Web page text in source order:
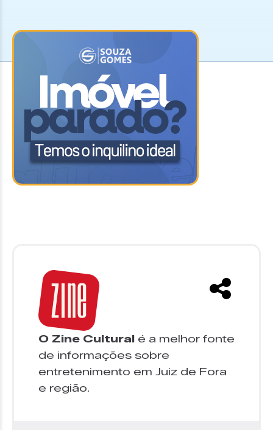
O Zine Cultural é a melhor fonte
de informações sobre
entretenimento em Juiz de Fora
e região.